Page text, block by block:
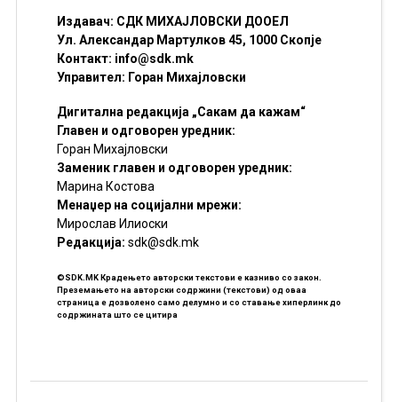
Издавач: СДК МИХАЈЛОВСКИ ДООЕЛ
Ул. Александар Мартулков 45, 1000 Скопје
Контакт: info@sdk.mk
Управител: Горан Михајловски
Дигитална редакција „Сакам да кажам“
Главен и одговорен уредник:
Горан Михајловски
Заменик главен и одговорен уредник:
Марина Костова
Менаџер на социјални мрежи:
Мирослав Илиоски
Редакцијa: sdk@sdk.mk
©SDK.MK Крадењето авторски текстови е казниво со закон.
Преземањето на авторски содржини (текстови) од оваа
страница е дозволено само делумно и со ставање хиперлинк до
содржината што се цитира